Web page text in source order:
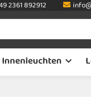
2361 892912
Innenleuchten